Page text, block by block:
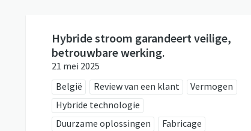
Hybride stroom garandeert veilige,
betrouwbare werking.
21 mei 2025
België
Review van een klant
Vermogen
Hybride technologie
Duurzame oplossingen
Fabricage